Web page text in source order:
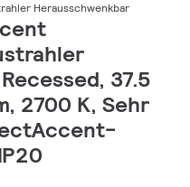
Herausschwenkbar
37.5
2700 K, Sehr